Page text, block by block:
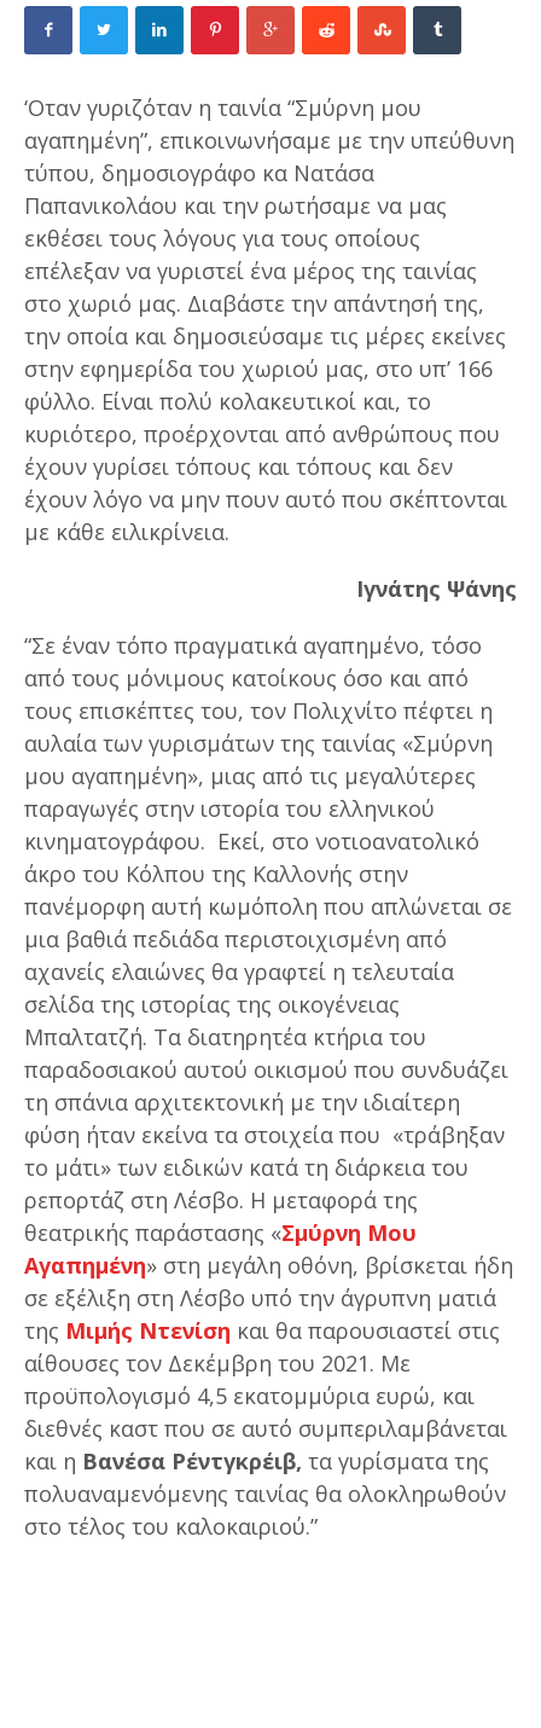
‘Οταν γυριζόταν η ταινία “Σμύρνη μου
αγαπημένη”, επικοινωνήσαμε με την υπεύθυνη
τύπου, δημοσιογράφο κα Νατάσα
Παπανικολάου και την ρωτήσαμε να μας
εκθέσει τους λόγους για τους οποίους
επέλεξαν να γυριστεί ένα μέρος της ταινίας
στο χωριό μας. Διαβάστε την απάντησή της,
την οποία και δημοσιεύσαμε τις μέρες εκείνες
στην εφημερίδα του χωριού μας, στο υπ’ 166
φύλλο. Είναι πολύ κολακευτικοί και, το
κυριότερο, προέρχονται από ανθρώπους που
έχουν γυρίσει τόπους και τόπους και δεν
έχουν λόγο να μην πουν αυτό που σκέπτονται
με κάθε ειλικρίνεια.
Ιγνάτης Ψάνης
“Σε έναν τόπο πραγματικά αγαπημένο, τόσο
από τους μόνιμους κατοίκους όσο και από
τους επισκέπτες του, τον Πολιχνίτο πέφτει η
αυλαία των γυρισμάτων της ταινίας «Σμύρνη
μου αγαπημένη», μιας από τις μεγαλύτερες
παραγωγές στην ιστορία του ελληνικού
κινηματογράφου. Εκεί, στο νοτιοανατολικό
άκρο του Κόλπου της Καλλονής στην
πανέμορφη αυτή κωμόπολη που απλώνεται σε
μια βαθιά πεδιάδα περιστοιχισμένη από
αχανείς ελαιώνες θα γραφτεί η τελευταία
σελίδα της ιστορίας της οικογένειας
Μπαλτατζή. Τα διατηρητέα κτήρια του
παραδοσιακού αυτού οικισμού που συνδυάζει
τη σπάνια αρχιτεκτονική με την ιδιαίτερη
φύση ήταν εκείνα τα στοιχεία που «τράβηξαν
το μάτι» των ειδικών κατά τη διάρκεια του
ρεπορτάζ στη Λέσβο. Η μεταφορά της
θεατρικής παράστασης «Σμύρνη Μου
Αγαπημένη» στη μεγάλη οθόνη, βρίσκεται ήδη
σε εξέλιξη στη Λέσβο υπό την άγρυπνη ματιά
της Μιμής Ντενίση και θα παρουσιαστεί στις
αίθουσες τον Δεκέμβρη του 2021. Με
προϋπολογισμό 4,5 εκατομμύρια ευρώ, και
διεθνές καστ που σε αυτό συμπεριλαμβάνεται
και η Βανέσα Ρέντγκρέιβ, τα γυρίσματα της
πολυαναμενόμενης ταινίας θα ολοκληρωθούν
στο τέλος του καλοκαιριού.”